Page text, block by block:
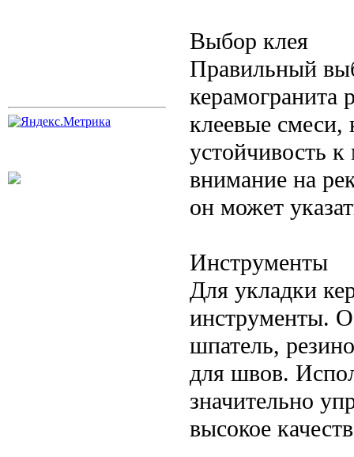
Выбор клея
Правильный
керамогранита
клеевые
устойчивость
внимание на
он может
Инструменты
Для укладки
инструменты.
шпатель,
для швов.
значительно
высокое